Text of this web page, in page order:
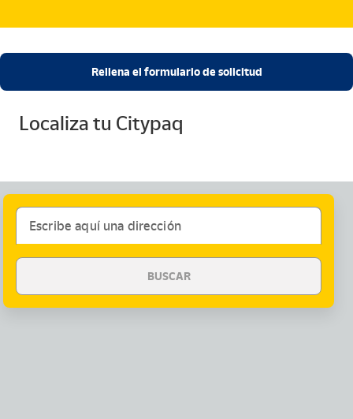
Rellena el formulario de solicitud
Localiza tu Citypaq
Escribe aquí una dirección
BUSCAR